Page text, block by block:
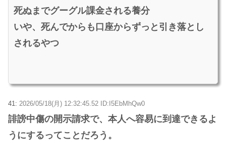
死ぬまでグーグル課金される養分
いや、死んでからも口座からずっと引き落とし
されるやつ
41: 2026/05/18(月) 12:32:45.52 ID:I5EbMhQw0
誹謗中傷の開示請求で、本人へ容易に到達できるよ
うにするってことだろう。